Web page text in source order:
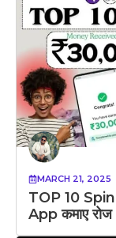
MARCH 21, 2025
TOP 10
App कमाए